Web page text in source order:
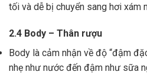
tối và dễ bị chuyển sang hơi xám
2.4 Body – Thân rượu
Body là cảm nhận về độ “đậm
nhẹ như nước đến đậm như sữa